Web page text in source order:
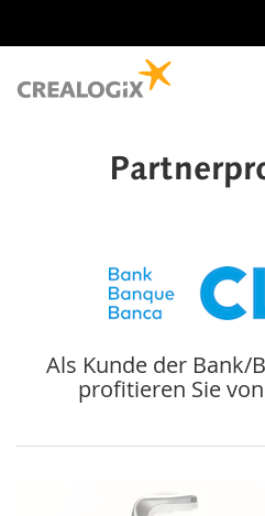
Als Kunde der Bank/
profitieren Sie